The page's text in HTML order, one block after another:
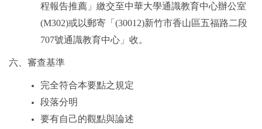
程報告推薦」繳交至中華大學通識教育中心辦公室
(M302)或以郵寄「 (30012)新竹市香山區五福路二段
707號通識教育中心」收。
六、審查基準
完全符合本要點之規定
段落分明
要有自己的觀點與論述